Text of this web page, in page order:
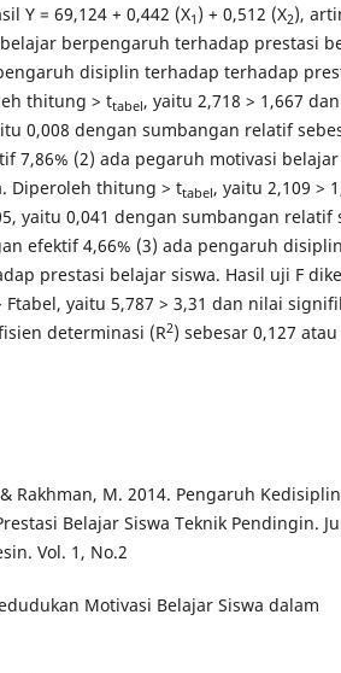
Y = 69,124 + 0,442 (X1 ) + 0,512 (X2),
berpengaruh terhadap prestasi
disiplin terhadap terhadap
thitung > ttabel, yaitu 2,718 > 1,667
0,008 dengan sumbangan relatif
7,86% (2) ada pegaruh motivasi
Diperoleh thitung > ttabel, yaitu 2,109 >
yaitu 0,041 dengan sumbangan relatif
efektif 4,66% (3) ada pengaruh
prestasi belajar siswa. Hasil uji F
yaitu 5,787 > 3,31 dan nilai
determinasi (R2) sebesar 0,127 atau
Rakhman, M. 2014. Pengaruh
Belajar Siswa Teknik Pendingin.
Vol. 1, No.2
Motivasi Belajar Siswa dalam